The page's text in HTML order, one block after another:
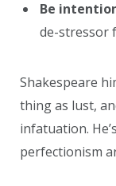
Be
de-stressor
Shakespeare
thing as lust,
infatuation.
perfectionism